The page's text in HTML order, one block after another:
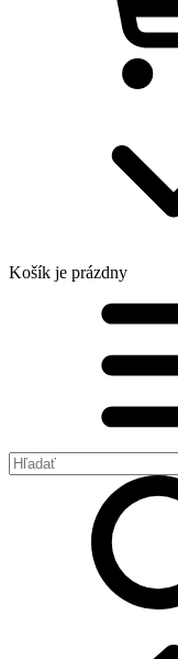
Košík je prázdny